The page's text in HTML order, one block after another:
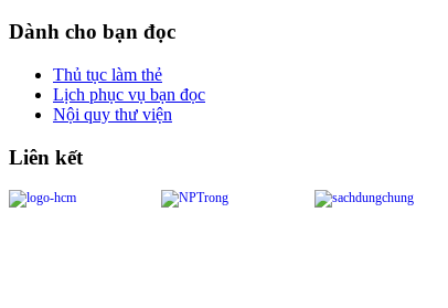
Dành cho bạn đọc
Thủ tục làm thẻ
Lịch phục vụ bạn đọc
Nội quy thư viện
Liên kết